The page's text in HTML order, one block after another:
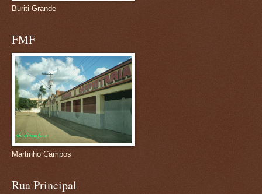
Buriti Grande
FMF
Martinho Campos
Rua Principal